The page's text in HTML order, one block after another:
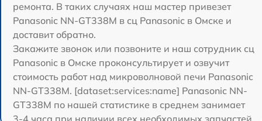
ремонта. В таких случаях наш мастер привезет
Panasonic NN-GT338M в сц Panasonic в Омске и
доставит обратно.
Закажите звонок или позвоните и наш сотрудник сц
Panasonic в Омске проконсультирует и озвучит
стоимость работ над микроволновой печи Panasonic
NN-GT338M. [dataset:services:name] Panasonic NN-
GT338M по нашей статистике в среднем занимает
3-4 часа при наличии всех необходимых запчастей.